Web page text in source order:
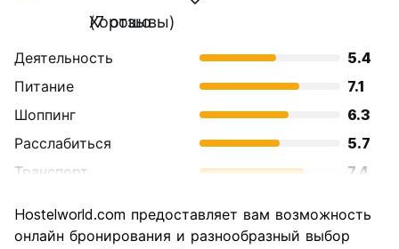
Хорошо
(7 отзывы)
Деятельность
5.4
Питание
7.1
Шоппинг
6.3
Расслабиться
5.7
Транспорт
7.4
достопримечательностей
5.4
Hostelworld.com предоставляет вам возможность
онлайн бронирования и разнообразный выбор